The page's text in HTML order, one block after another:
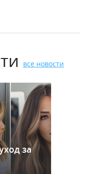
все новости
за